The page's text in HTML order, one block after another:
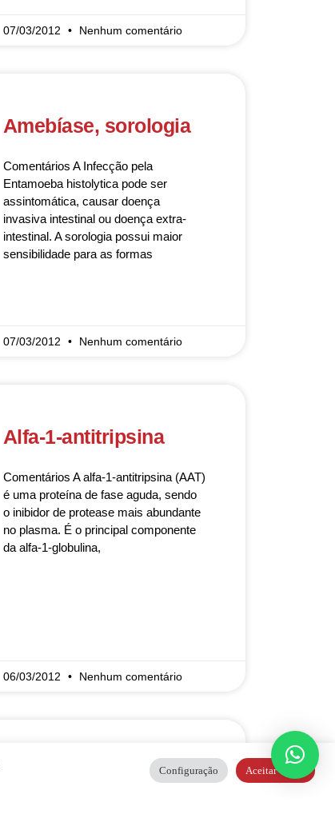
07/03/2012 Nenhum comentário
Amebíase, sorologia
Comentários A Infecção pela
Entamoeba histolytica pode ser
assintomática, causar doença
invasiva intestinal ou doença extra-
intestinal. A sorologia possui maior
sensibilidade para as formas
07/03/2012 Nenhum comentário
Alfa-1-antitripsina
Comentários A alfa-1-antitripsina (AAT)
é uma proteína de fase aguda, sendo
o inibidor de protease mais abundante
no plasma. É o principal componente
da alfa-1-globulina,
06/03/2012 Nenhum comentário
Configuração Aceitar Todos